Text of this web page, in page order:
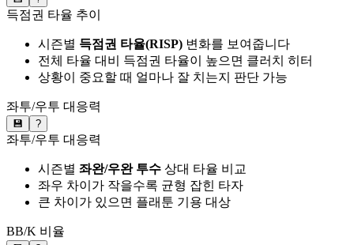
득점권 타율 추이
시즌별 득점권 타율(RISP) 변화를 보여줍니다
전체 타율 대비 득점권 타율이 높으면 클러치 히터
상황이 중요할 때 얼마나 잘 치는지 판단 가능
좌투/우투 대응력
💾 ?
좌투/우투 대응력
시즌별 좌완/우완 투수 상대 타율 비교
좌우 차이가 작을수록 균형 잡힌 타자
큰 차이가 있으면 플래툰 기용 대상
BB/K 비율